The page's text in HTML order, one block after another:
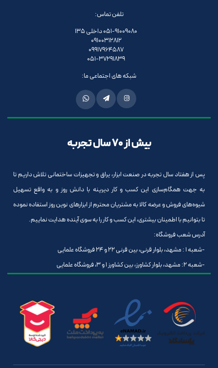
تلفن تماس:
051-91009080 داخلی 135
09100312812
09917964587
051-37291839
شبکه های اجتماعی ما:
بیش از 70 سال تجربه
پس از هفتاد سال تجربه در صنعت ابزار، یراق و تجهیزات ساختمانی تلاش داریم تا
به جهت همگام‌سازی این کسب و کار دیرینه با دانش روز و به واقع تسهیل
شیوه‌های فروش و عرضه کالا به مشتریان محترم از ابزارهای نوین روز استفاده نموده
تا بتوانیم با اطمینان بیشتری، این کسب و کار را به سوی آینده هدایت نماییم.
آدرس شعب فروشگاه:
-شعبه 1 : مشهد، بلوار قرنی، بین قرنی 22 و 24 فروشگاه علمایی
-شعبه 2: مشهد، بلوار کشاورز، بین کشاورز 1 و 3، فروشگاه علمایی